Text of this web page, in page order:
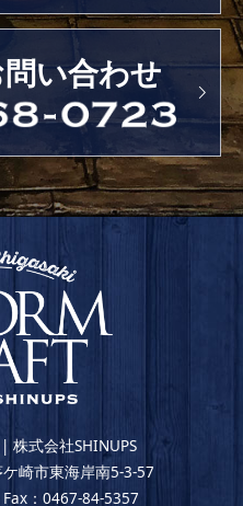
い合わせ
株式会社SHINUPS
崎市東海岸南5-3-57
：0467-84-5357